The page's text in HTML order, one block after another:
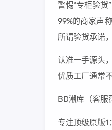
警惕“专柜验货
99%的商家声
所谓验货承诺
认准一手源头
优质工厂通常
BD潮库（客服
专注顶级原版1